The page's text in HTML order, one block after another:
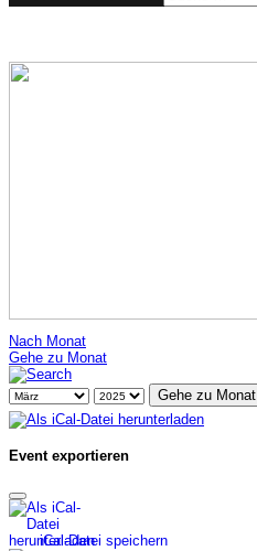
Nach Monat
Gehe zu Monat
Gehe zu Monat
Event exportieren
iCal-Datei speichern